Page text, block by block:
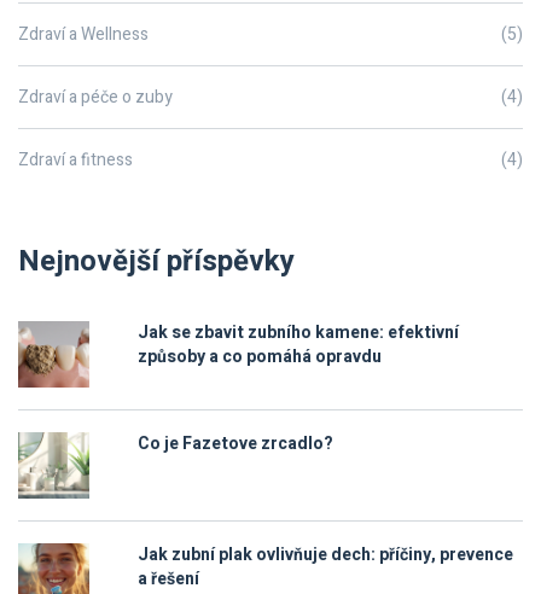
Zdraví a Wellness (5)
Zdraví a péče o zuby (4)
Zdraví a fitness (4)
Nejnovější příspěvky
Jak se zbavit zubního kamene: efektivní
způsoby a co pomáhá opravdu
Co je Fazetove zrcadlo?
Jak zubní plak ovlivňuje dech: příčiny, prevence
a řešení